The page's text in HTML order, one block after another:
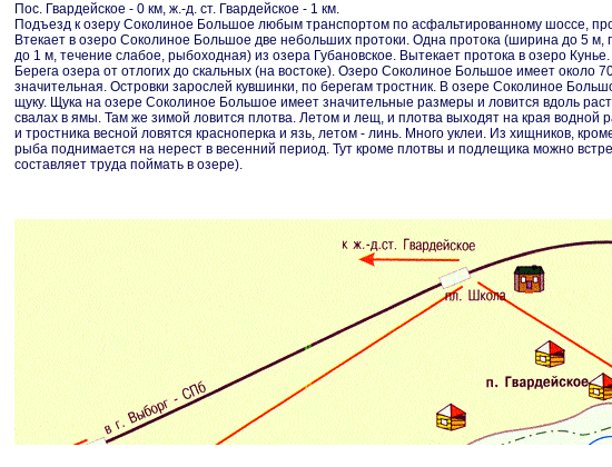
Пос. Гвардейское - 0 км, ж.-д. ст. Гвардейское - 1 км.
Подъезд к озеру Соколиное Большое любым транспортом по асфальтированному шоссе,
Втекает в озеро Соколиное Большое две небольших протоки. Одна протока (ширина до 5
до 1 м, течение слабое, рыбоходная) из озера Губановское. Вытекает протока в озеро
Берега озера от отлогих до скальных (на востоке). Озеро Соколиное Большое имеет около
значительная. Островки зарослей кувшинки, по берегам тростник. В озере Соколиное
щуку. Щука на озере Соколиное Большое имеет значительные размеры и ловится вдоль
свалах в ямы. Там же зимой ловится плотва. Летом и лещ, и плотва выходят на края водной
и тростника весной ловятся красноперка и язь, летом - линь. Много уклеи. Из хищников,
рыба поднимается на нерест в весенний период. Тут кроме плотвы и подлещика можно
составляет труда поймать в озере).